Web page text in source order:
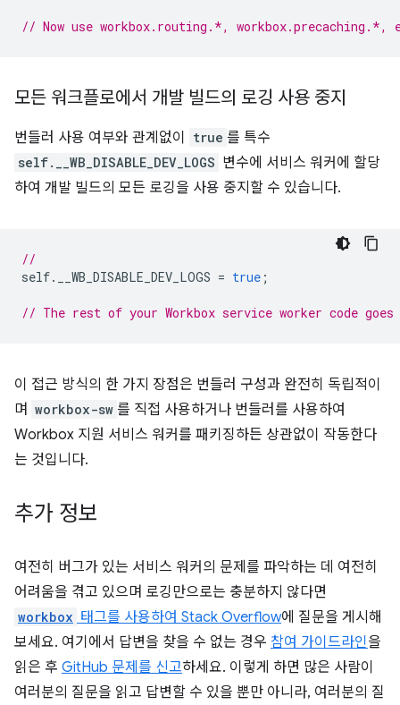
// Now use workbox.routing.*, workbox.precaching.*,
모든 워크플로에서 개발 빌드의 로깅 사용 중지
번들러 사용 여부와 관계없이 true 를 특수
self.__WB_DISABLE_DEV_LOGS 변수에 서비스 워커에 할당
하여 개발 빌드의 모든 로깅을 사용 중지할 수 있습니다.
//
self. __WB_DISABLE_DEV_LOGS = true ;
// The rest of your Workbox service worker code goes
이 접근 방식의 한 가지 장점은 번들러 구성과 완전히 독립적이
며 workbox-sw 를 직접 사용하거나 번들러를 사용하여
Workbox 지원 서비스 워커를 패키징하든 상관없이 작동한다
는 것입니다.
추가 정보
여전히 버그가 있는 서비스 워커의 문제를 파악하는 데 여전히
어려움을 겪고 있으며 로깅만으로는 충분하지 않다면
workbox 태그를 사용하여 Stack Overflow에 질문을 게시해
보세요. 여기에서 답변을 찾을 수 없는 경우 참여 가이드라인을
읽은 후 GitHub 문제를 신고하세요. 이렇게 하면 많은 사람이
여러분의 질문을 읽고 답변할 수 있을 뿐만 아니라, 여러분의 질